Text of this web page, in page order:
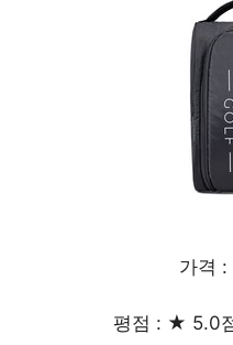
가격 :
평점 : ★ 5.0